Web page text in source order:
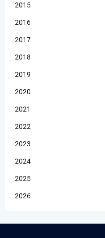
2015
2016
2017
2018
2019
2020
2021
2022
2023
2024
2025
2026